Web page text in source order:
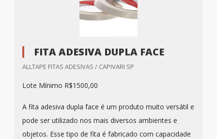
FITA ADESIVA DUPLA FACE
ALLTAPE FITAS ADESIVAS / CAPIVARI SP
Lote Mínimo R$1500,00
A fita adesiva dupla face é um produto muito versátil e
pode ser utilizado nos mais diversos ambientes e
objetos. Esse tipo de fita é fabricado com capacidade